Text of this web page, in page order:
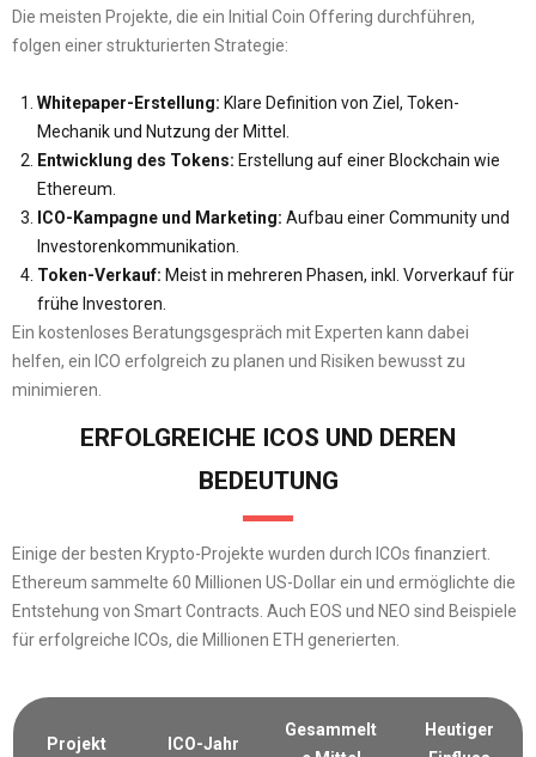
Die meisten Projekte, die ein Initial Coin Offering durchführen,
folgen einer strukturierten Strategie:
Whitepaper-Erstellung: Klare Definition von Ziel, Token-
Mechanik und Nutzung der Mittel.
Entwicklung des Tokens: Erstellung auf einer Blockchain wie
Ethereum.
ICO-Kampagne und Marketing: Aufbau einer Community und
Investorenkommunikation.
Token-Verkauf: Meist in mehreren Phasen, inkl. Vorverkauf für
frühe Investoren.
Ein kostenloses Beratungsgespräch mit Experten kann dabei
helfen, ein ICO erfolgreich zu planen und Risiken bewusst zu
minimieren.
ERFOLGREICHE ICOS UND DEREN
BEDEUTUNG
Einige der besten Krypto-Projekte wurden durch ICOs finanziert.
Ethereum sammelte 60 Millionen US-Dollar ein und ermöglichte die
Entstehung von Smart Contracts. Auch EOS und NEO sind Beispiele
für erfolgreiche ICOs, die Millionen ETH generierten.
Projekt ICO-Jahr
Gesammelt
Heutiger